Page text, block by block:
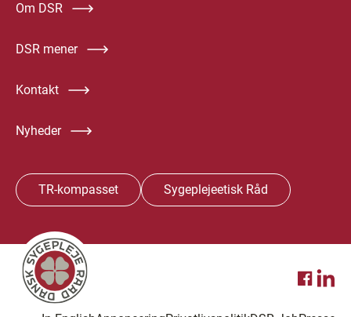
Om DSR
DSR mener
Kontakt
Nyheder
TR-kompasset Sygeplejeetisk Råd